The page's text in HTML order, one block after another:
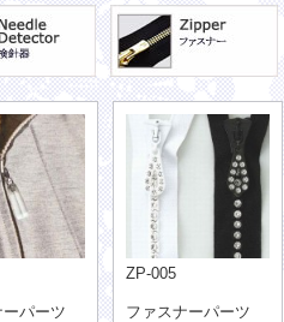
パーツ
ZP-005
ファスナーパーツ